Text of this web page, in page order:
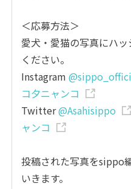
＜応募方法＞
愛犬・愛猫の写真にハ
ください。
Instagram
コ夕ニャンコ
Twitter@Asahisippo
ャンコ
投稿された写真をsippo
いきます。